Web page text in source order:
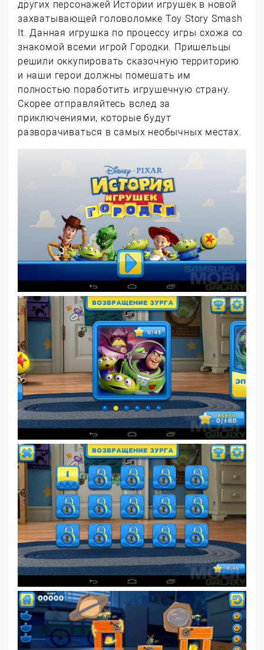
других персонажей Истории игрушек в новой
захватывающей головоломке Toy Story Smash
It. Данная игрушка по процессу игры схожа со
знакомой всеми игрой Городки. Пришельцы
решили оккупировать сказочную территорию
и наши герои должны помешать им
полностью поработить игрушечную страну.
Скорее отправляйтесь вслед за
приключениями, которые будут
разворачиваться в самых необычных местах.